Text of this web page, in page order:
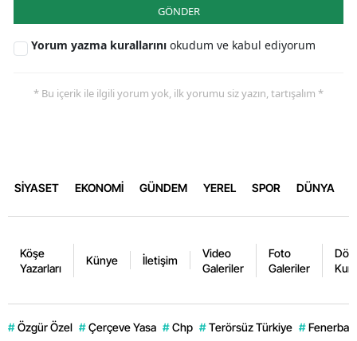
GÖNDER
Yorum yazma kurallarını okudum ve kabul ediyorum
* Bu içerik ile ilgili yorum yok, ilk yorumu siz yazın, tartışalım *
SİYASET EKONOMİ GÜNDEM YEREL SPOR DÜNYA
Köşe
Yazarları
Künye İletişim
Video
Galeriler
Foto
Galeriler
# Özgür Özel # Çerçeve Yasa # Chp # Terörsüz Türkiye #